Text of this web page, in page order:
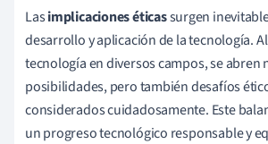
Lasimplicaciones éticassurgen
desarrollo y aplicación de la tecnología.
tecnología en diversos campos, se abren
posibilidades, pero también desafíos
considerados cuidadosamente. Este
un progreso tecnológico responsable y